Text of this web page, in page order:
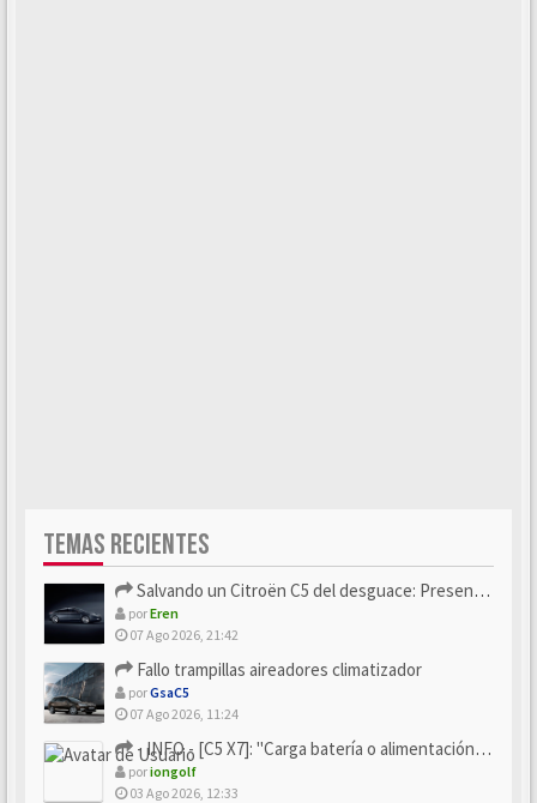
TEMAS RECIENTES
Salvando un Citroën C5 del desguace: Presentación y seguimiento
porEren
07 Ago 2026, 21:42
Fallo trampillas aireadores climatizador
porGsaC5
07 Ago 2026, 11:24
- INFO - [C5 X7]: "Carga batería o alimentación eléctri...
poriongolf
03 Ago 2026, 12:33